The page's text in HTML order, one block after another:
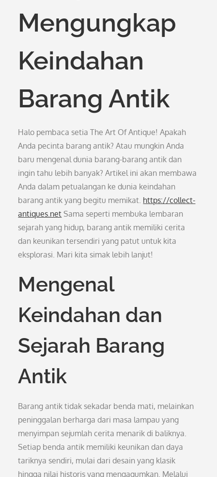
Mengungkap
Keindahan
Barang Antik
Halo pembaca setia The Art Of Antique! Apakah
Anda pecinta barang antik? Atau mungkin Anda
baru mengenal dunia barang-barang antik dan
ingin tahu lebih banyak? Artikel ini akan membawa
Anda dalam petualangan ke dunia keindahan
barang antik yang begitu memikat. https://collect-
antiques.net Sama seperti membuka lembaran
sejarah yang hidup, barang antik memiliki cerita
dan keunikan tersendiri yang patut untuk kita
eksplorasi. Mari kita simak lebih lanjut!
Mengenal
Keindahan dan
Sejarah Barang
Antik
Barang antik tidak sekadar benda mati, melainkan
peninggalan berharga dari masa lampau yang
menyimpan sejumlah cerita menarik di baliknya.
Setiap benda antik memiliki keunikan dan daya
tariknya sendiri, mulai dari desain yang klasik
hingga nilai historis yang mengagumkan. Melalui